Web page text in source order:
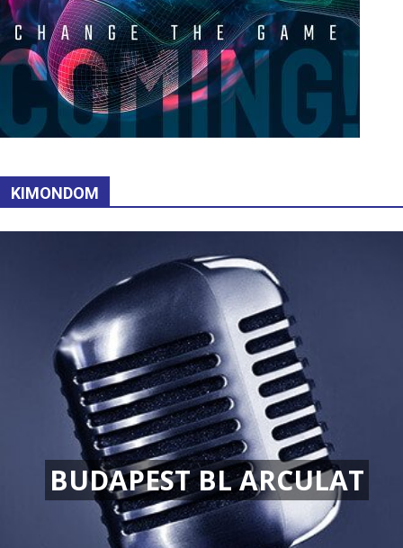
KIMONDOM
BUDAPEST BL ARCULAT